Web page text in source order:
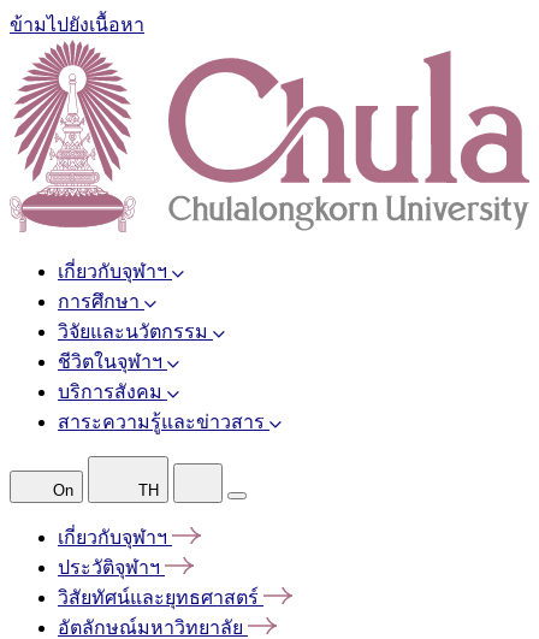
ข้ามไปยังเนื้อหา
เกี่ยวกับจุฬาฯ
การศึกษา
วิจัยและนวัตกรรม
ชีวิตในจุฬาฯ
บริการสังคม
สาระความรู้และข่าวสาร
On TH
เกี่ยวกับจุฬาฯ
ประวัติจุฬาฯ
วิสัยทัศน์และยุทธศาสตร์
อัตลักษณ์มหาวิทยาลัย